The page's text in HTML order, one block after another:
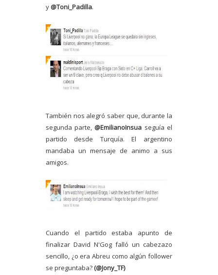
y @Toni_Padilla.
También nos alegró saber que, durante la
segunda parte, @EmilianoInsua seguía el
partido desde Turquía. El argentino
mandaba un mensaje de animo a sus
amigos.
Cuando el partido estaba apunto de
finalizar David N'Gog falló un cabezazo
sencillo, ¿o era Abreu como algún follower
se preguntaba? (@Jony_TF)